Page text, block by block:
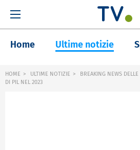
Home Ultime notizie
HOME ULTIME NOTIZIE
BREAKING NEWS
DI PIL NEL 2023